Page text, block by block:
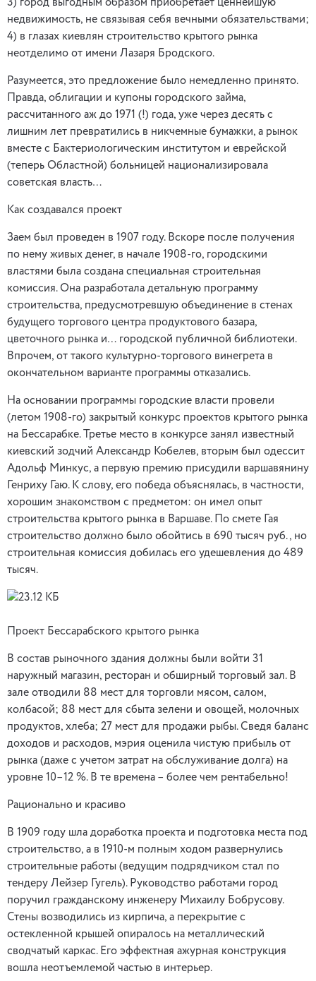
3) город выгодным образом приобретает ценнейшую
недвижимость, не связывая себя вечными обязательствами;
4) в глазах киевлян строительство крытого рынка
неотделимо от имени Лазаря Бродского.
Разумеется, это предложение было немедленно принято.
Правда, облигации и купоны городского займа,
рассчитанного аж до 1971 (!) года, уже через десять с
лишним лет превратились в никчемные бумажки, а рынок
вместе с Бактериологическим институтом и еврейской
(теперь Областной) больницей национализировала
советская власть…
Как создавался проект
Заем был проведен в 1907 году. Вскоре после получения
по нему живых денег, в начале 1908-го, городскими
властями была создана специальная строительная
комиссия. Она разработала детальную программу
строительства, предусмотревшую объединение в стенах
будущего торгового центра продуктового базара,
цветочного рынка и… городской публичной библиотеки.
Впрочем, от такого культурно-торгового винегрета в
окончательном варианте программы отказались.
На основании программы городские власти провели
(летом 1908-го) закрытый конкурс проектов крытого рынка
на Бессарабке. Третье место в конкурсе занял известный
киевский зодчий Александр Кобелев, вторым был одессит
Адольф Минкус, а первую премию присудили варшавянину
Генриху Гаю. К слову, его победа объяснялась, в частности,
хорошим знакомством с предметом: он имел опыт
строительства крытого рынка в Варшаве. По смете Гая
строительство должно было обойтись в 690 тысяч руб., но
строительная комиссия добилась его удешевления до 489
тысяч.
Проект Бессарабского крытого рынка
В состав рыночного здания должны были войти 31
наружный магазин, ресторан и обширный торговый зал. В
зале отводили 88 мест для торговли мясом, салом,
колбасой; 88 мест для сбыта зелени и овощей, молочных
продуктов, хлеба; 27 мест для продажи рыбы. Сведя баланс
доходов и расходов, мэрия оценила чистую прибыль от
рынка (даже с учетом затрат на обслуживание долга) на
уровне 10–12 %. В те времена – более чем рентабельно!
Рационально и красиво
В 1909 году шла доработка проекта и подготовка места под
строительство, а в 1910-м полным ходом развернулись
строительные работы (ведущим подрядчиком стал по
тендеру Лейзер Гугель). Руководство работами город
поручил гражданскому инженеру Михаилу Бобрусову.
Стены возводились из кирпича, а перекрытие с
остекленной крышей опиралось на металлический
сводчатый каркас. Его эффектная ажурная конструкция
вошла неотъемлемой частью в интерьер.